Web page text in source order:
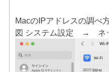
MacのIPアドレスの調べ
図 システム設定 →